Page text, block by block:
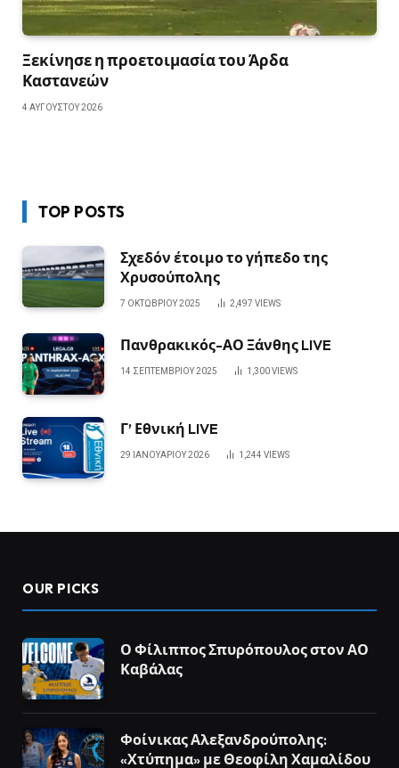
Ξεκίνησε η προετοιμασία του Άρδα
Καστανεών
4 ΑΥΓΟΎΣΤΟΥ 2026
TOP POSTS
Σχεδόν έτοιμο το γήπεδο της
Χρυσούπολης
7 ΟΚΤΩΒΡΊΟΥ 2025 2,497 VIEWS
Πανθρακικός-ΑΟ Ξάνθης LIVE
14 ΣΕΠΤΕΜΒΡΊΟΥ 2025 1,300VIEWS
Γ’ Εθνική LIVE
29 ΙΑΝΟΥΑΡΊΟΥ 2026 1,244 VIEWS
OUR PICKS
Ο Φίλιππος Σπυρόπουλος στον ΑΟ
Καβάλας
Φοίνικας Αλεξανδρούπολης:
«Χτύπημα» με Θεοφίλη Χαμαλίδου